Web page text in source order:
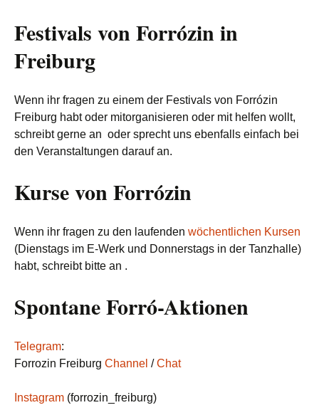
Festivals von Forrózin in
Freiburg
Wenn ihr fragen zu einem der Festivals von Forrózin
Freiburg habt oder mitorganisieren oder mit helfen wollt,
schreibt gerne an oder sprecht uns ebenfalls einfach bei
den Veranstaltungen darauf an.
Kurse von Forrózin
Wenn ihr fragen zu den laufenden wöchentlichen Kursen
(Dienstags im E-Werk und Donnerstags in der Tanzhalle)
habt, schreibt bitte an .
Spontane Forró-Aktionen
Telegram:
Forrozin Freiburg Channel /Chat
Instagram (forrozin_freiburg)